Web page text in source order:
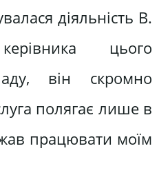
діяльність В.
цього
він скромно
полягає лише в
працювати моїм